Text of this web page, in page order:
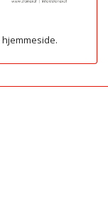
hjemmeside.